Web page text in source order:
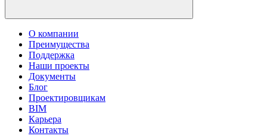
О компании
Преимущества
Поддержка
Наши проекты
Документы
Блог
Проектировщикам
BIM
Карьера
Контакты